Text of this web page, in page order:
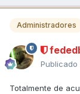
Administradores
Publicado
Totalmente de